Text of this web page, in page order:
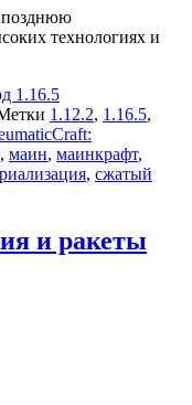
позднюю
технологиях и
1.16.5
1.12.2, 1.16.5,
, маин, маинкрафт,
, сжатый
и ракеты